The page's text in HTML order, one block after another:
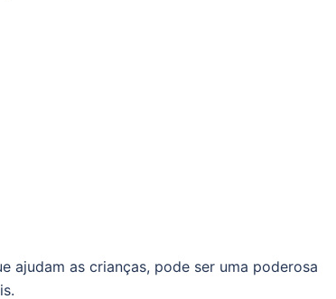
ajudam as crianças, pode ser uma poderosa